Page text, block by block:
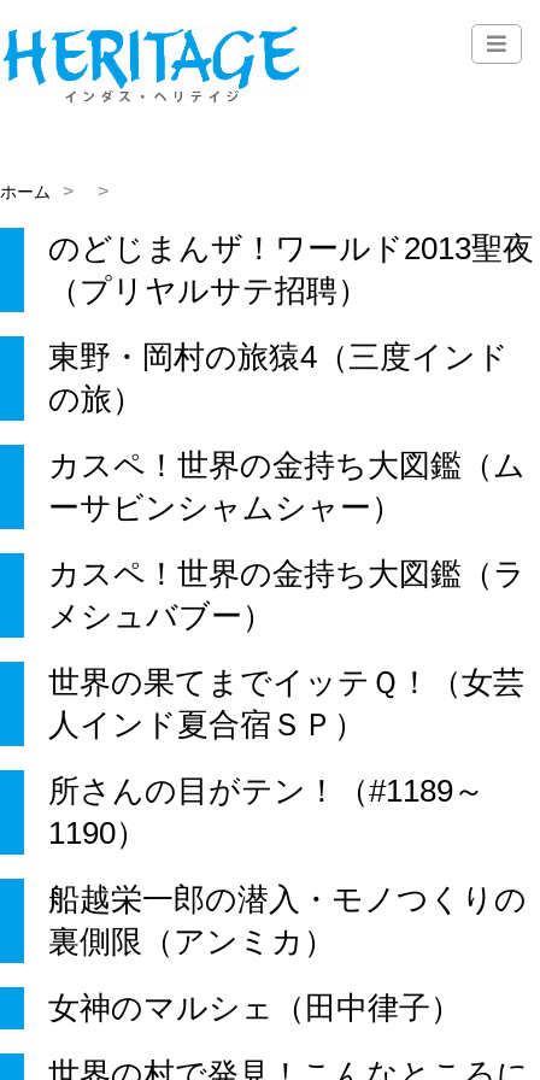
ホーム
のどじまんザ！ワールド2013聖夜
（プリヤルサテ招聘）
東野・岡村の旅猿4（三度インド
の旅）
カスペ！世界の金持ち大図鑑（ム
ーサビンシャムシャー）
カスペ！世界の金持ち大図鑑（ラ
メシュバブー）
世界の果てまでイッテＱ！（女芸
人インド夏合宿ＳＰ）
所さんの目がテン！（#1189～
1190）
船越栄一郎の潜入・モノつくりの
裏側限（アンミカ）
女神のマルシェ（田中律子）